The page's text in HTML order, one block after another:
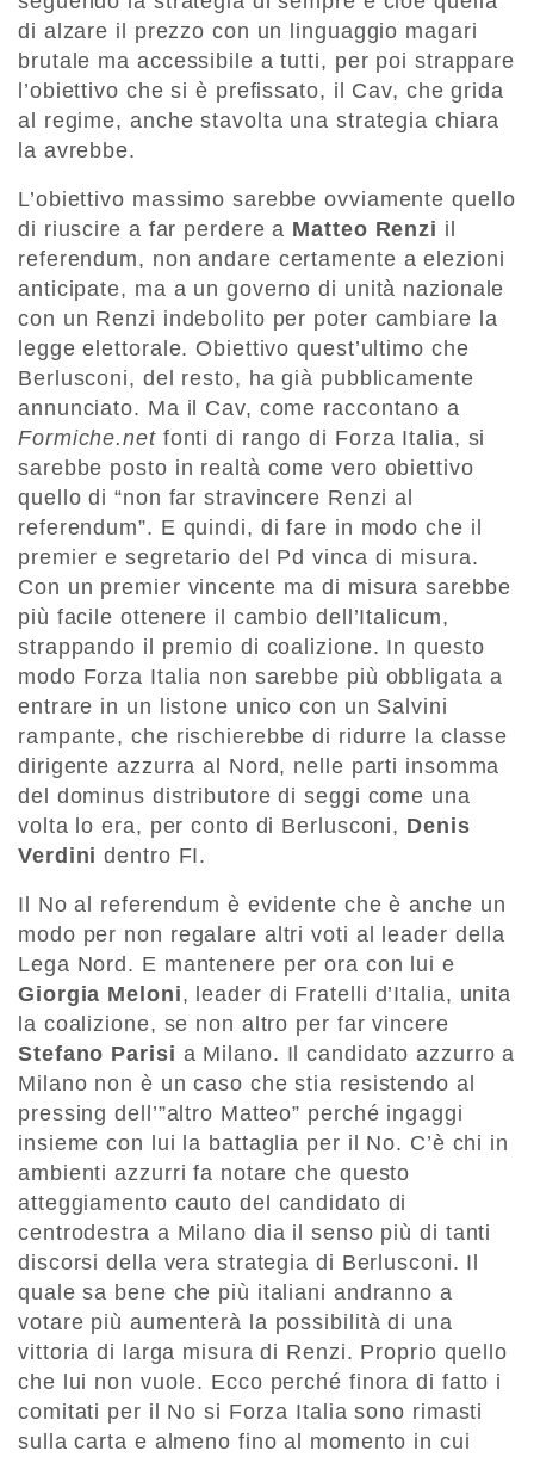
di alzare il prezzo con un linguaggio magari
brutale ma accessibile a tutti, per poi strappare
l’obiettivo che si è prefissato, il Cav, che grida
al regime, anche stavolta una strategia chiara
la avrebbe.
L’obiettivo massimo sarebbe ovviamente quello
di riuscire a far perdere a Matteo Renzi il
referendum, non andare certamente a elezioni
anticipate, ma a un governo di unità nazionale
con un Renzi indebolito per poter cambiare la
legge elettorale. Obiettivo quest’ultimo che
Berlusconi, del resto, ha già pubblicamente
annunciato. Ma il Cav, come raccontano a
Formiche.netfonti di rango di Forza Italia, si
sarebbe posto in realtà come vero obiettivo
quello di “non far stravincere Renzi al
referendum”. E quindi, di fare in modo che il
premier e segretario del Pd vinca di misura.
Con un premier vincente ma di misura sarebbe
più facile ottenere il cambio dell’Italicum,
strappando il premio di coalizione. In questo
modo Forza Italia non sarebbe più obbligata a
entrare in un listone unico con un Salvini
rampante, che rischierebbe di ridurre la classe
dirigente azzurra al Nord, nelle parti insomma
del dominus distributore di seggi come una
volta lo era, per conto di Berlusconi, Denis
Verdini dentro FI.
Il No al referendum è evidente che è anche un
modo per non regalare altri voti al leader della
Lega Nord. E mantenere per ora con lui e
Giorgia Meloni, leader di Fratelli d’Italia, unita
la coalizione, se non altro per far vincere
Stefano Parisi a Milano. Il candidato azzurro a
Milano non è un caso che stia resistendo al
pressing dell’”altro Matteo” perché ingaggi
insieme con lui la battaglia per il No. C’è chi in
ambienti azzurri fa notare che questo
atteggiamento cauto del candidato di
centrodestra a Milano dia il senso più di tanti
discorsi della vera strategia di Berlusconi. Il
quale sa bene che più italiani andranno a
votare più aumenterà la possibilità di una
vittoria di larga misura di Renzi. Proprio quello
che lui non vuole. Ecco perché finora di fatto i
comitati per il No si Forza Italia sono rimasti
sulla carta e almeno fino al momento in cui